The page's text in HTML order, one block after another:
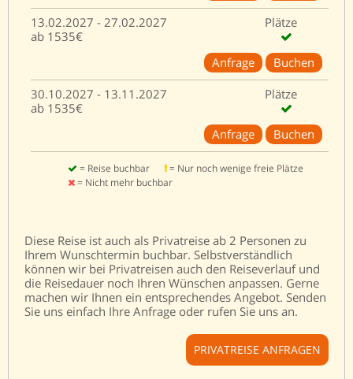
13.02.2027 - 27.02.2027
Plätze
ab 1535€
Anfrage
Buchen
30.10.2027 - 13.11.2027
Plätze
ab 1535€
Anfrage
Buchen
= Reise buchbar
= Nur noch wenige freie Plätze
= Nicht mehr buchbar
Diese Reise ist auch als Privatreise ab 2 Personen zu
Ihrem Wunschtermin buchbar. Selbstverständlich
können wir bei Privatreisen auch den Reiseverlauf und
die Reisedauer noch Ihren Wünschen anpassen. Gerne
machen wir Ihnen ein entsprechendes Angebot. Senden
Sie uns einfach Ihre Anfrage oder rufen Sie uns an.
PRIVATREISE ANFRAGEN